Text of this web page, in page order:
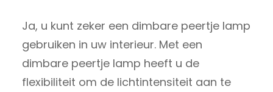
Ja, u kunt zeker een dimbare peertje lamp
gebruiken in uw interieur. Met een
dimbare peertje lamp heeft u de
flexibiliteit om de lichtintensiteit aan te